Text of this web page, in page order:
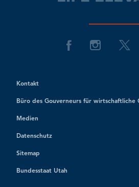
Kontakt
Büro des Gouverneurs für wirtschaftliche
Medien
Datenschutz
Sitemap
Bundesstaat Utah